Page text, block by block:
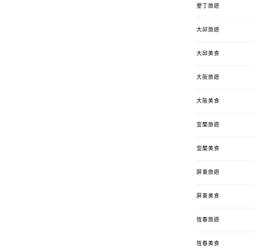
墾丁旅遊
大邱旅遊
大邱美食
大阪旅遊
大阪美食
宜蘭旅遊
宜蘭美食
屏東旅遊
屏東美食
恆春旅遊
恆春美食